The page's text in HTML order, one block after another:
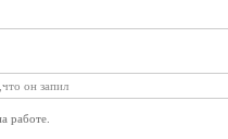
он запил
работе.